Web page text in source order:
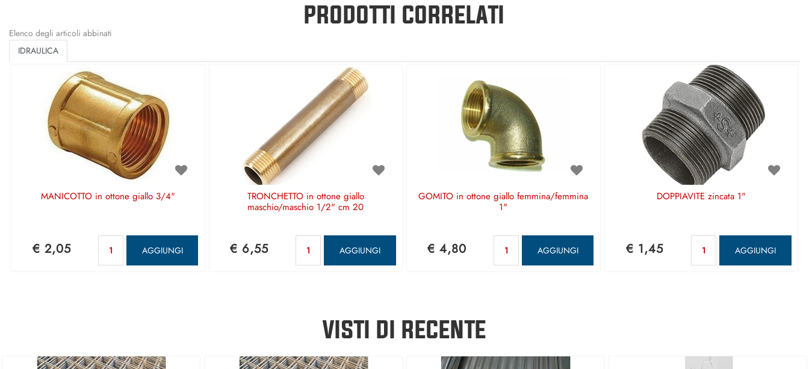
PRODOTTI CORRELATI
Elenco degli articoli abbinati
IDRAULICA
MANICOTTO in ottone giallo 3/4"
€ 2,05 AGGIUNGI
TRONCHETTO in ottone giallo
maschio/maschio 1/2" cm 20
€ 6,55 AGGIUNGI
GOMITO in ottone giallo femmina/femmina
1"
€ 4,80 AGGIUNGI
DOPPIAVITE zincata 1"
€ 1,45 AGGIUNGI
VISTI DI RECENTE